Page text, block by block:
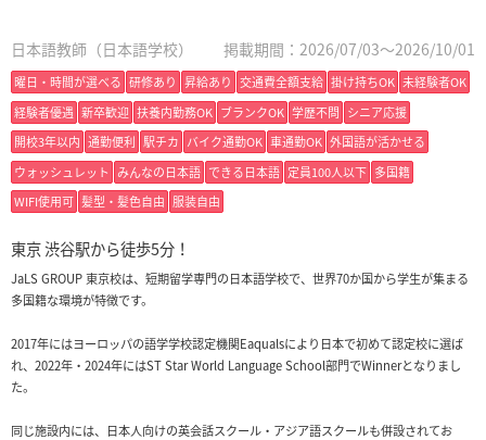
日本語教師（日本語学校） 掲載期間：2026/07/03～2026/10/01
曜日・時間が選べる 研修あり 昇給あり 交通費全額支給 掛け持ちOK 未経験者OK
経験者優遇 新卒歓迎 扶養内勤務OK ブランクOK 学歴不問 シニア応援
開校3年以内 通勤便利 駅チカ バイク通勤OK 車通勤OK 外国語が活かせる
ウォッシュレット
みんなの日本語 できる日本語 定員100人以下 多国籍
WIFI使用可 髪型・髪色自由 服装自由
東京 渋谷駅から徒歩5分！
JaLS GROUP 東京校は、短期留学専門の日本語学校で、世界70か国から学生が集まる
多国籍な環境が特徴です。
2017年にはヨーロッパの語学学校認定機関Eaqualsにより日本で初めて認定校に選ば
れ、2022年・2024年にはST Star World Language School部門でWinnerとなりまし
た。
同じ施設内には、日本人向けの英会話スクール・アジア語スクールも併設されてお